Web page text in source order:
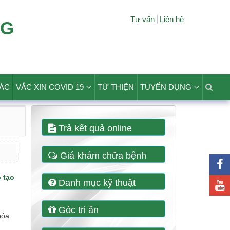
Tư vấn Liên hệ
VẮC XIN COVID 19 TỪ THIỆN TUYỂN DỤNG
tạo
Trả kết quả online
Giá khám chữa bệnh
Danh mục kỹ thuật
Góc tri ân